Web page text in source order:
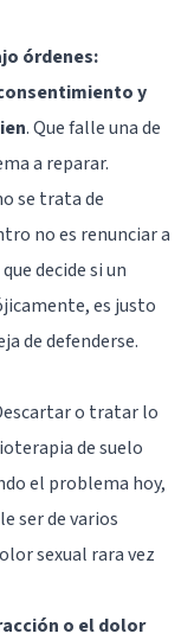
órdenes:
y
. Que falle una de
a reparar.
se trata de
no es renunciar a
decide si un
es justo
de defenderse.
o tratar lo
de suelo
el problema hoy,
ser de varios
sexual rara vez
o el dolor